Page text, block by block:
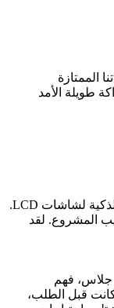
الممتازة
طويلة الأمد
"نحن سعداء للغاية بمنتجهم من الأفلام الذكية لشاشات LCD.
المشروع. لقد
جلاس، فهم
كانت قبل الطلب،